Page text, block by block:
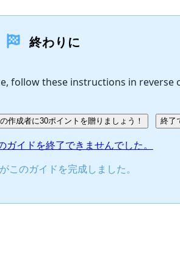
終わりに
follow these instructions in reverse
作成者に30ポイントを贈りましょう！ 終了
ガイドを終了できませんでした。
このガイドを完成しました。